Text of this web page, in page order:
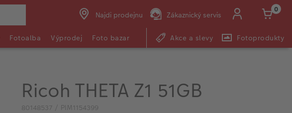
Najdi prodejnu Zákaznický servis
0
Fotoalba Výprodej Foto bazar Akce a slevy Fotoprodukty
Ricoh THETA Z1 51GB
80148537 / PIM1154399